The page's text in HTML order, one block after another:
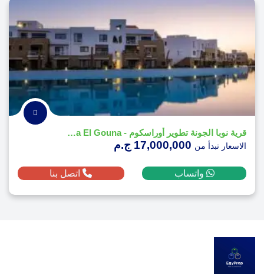
قرية نوبا الجونة تطوير أوراسكوم - Nuba El Gouna
الاسعار تبدأ من
واتساب اتصل بنا